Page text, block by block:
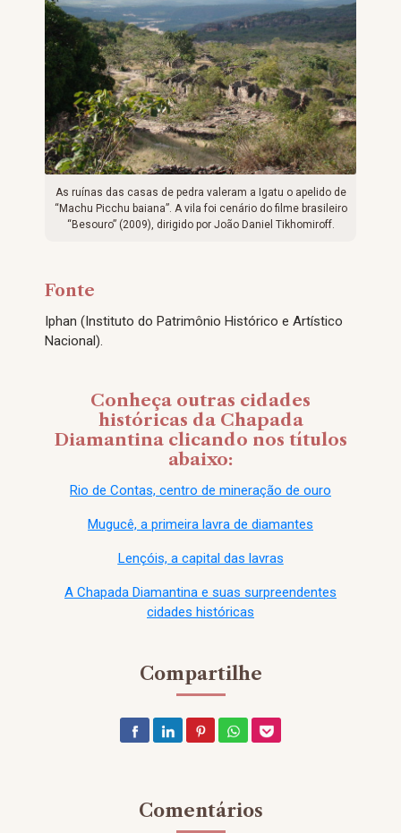
As ruínas das casas de pedra valeram a Igatu o apelido de
“Machu Picchu baiana”. A vila foi cenário do filme brasileiro
“Besouro” (2009), dirigido por João Daniel Tikhomiroff.
Fonte
Iphan (Instituto do Patrimônio Histórico e Artístico
Nacional).
Conheça outras cidades
históricas da Chapada
Diamantina clicando nos títulos
abaixo:
Rio de Contas, centro de mineração de ouro
Mugucê, a primeira lavra de diamantes
Lençóis, a capital das lavras
A Chapada Diamantina e suas surpreendentes
cidades históricas
Compartilhe
Comentários